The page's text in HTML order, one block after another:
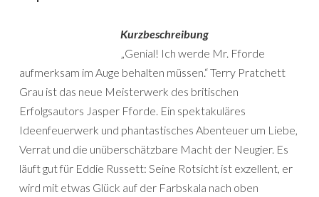
Kurzbeschreibung
„Genial! Ich werde Mr. Fforde
aufmerksam im Auge behalten müssen.“ Terry Pratchett
Grau ist das neue Meisterwerk des britischen
Erfolgsautors Jasper Fforde. Ein spektakuläres
Ideenfeuerwerk und phantastisches Abenteuer um Liebe,
Verrat und die unüberschätzbare Macht der Neugier. Es
läuft gut für Eddie Russett: Seine Rotsicht ist exzellent, er
wird mit etwas Glück auf der Farbskala nach oben